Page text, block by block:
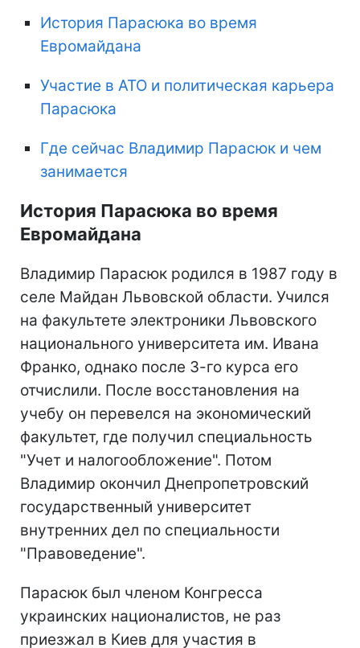
История Парасюка во время
Евромайдана
Участие в АТО и политическая карьера
Парасюка
Где сейчас Владимир Парасюк и чем
занимается
История Парасюка во время
Евромайдана
Владимир Парасюк родился в 1987 году в
селе Майдан Львовской области. Учился
на факультете электроники Львовского
национального университета им. Ивана
Франко, однако после 3-го курса его
отчислили. После восстановления на
учебу он перевелся на экономический
факультет, где получил специальность
"Учет и налогообложение". Потом
Владимир окончил Днепропетровский
государственный университет
внутренних дел по специальности
"Правоведение".
Парасюк был членом Конгресса
украинских националистов, не раз
приезжал в Киев для участия в